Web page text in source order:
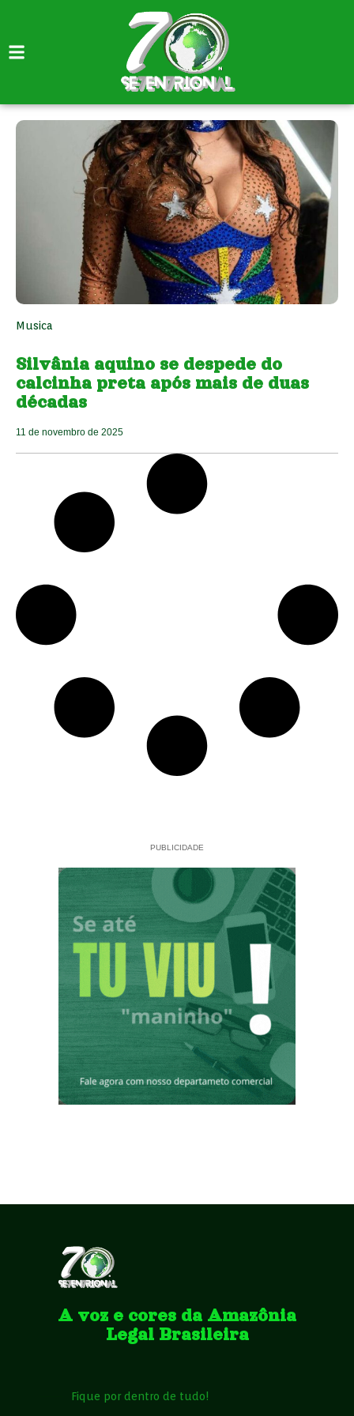
Musica
Silvânia aquino se despede do
calcinha preta após mais de duas
décadas
11 de novembro de 2025
PUBLICIDADE
A voz e cores da Amazônia
Legal Brasileira
Fique por dentro de tudo!